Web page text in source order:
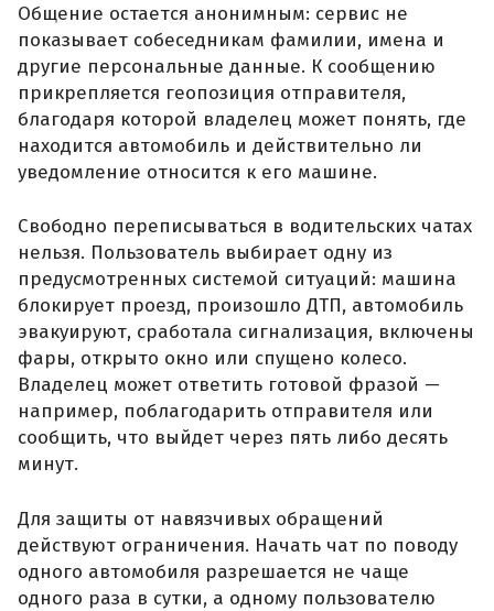
Общение остается анонимным: сервис не
показывает собеседникам фамилии, имена и
другие персональные данные. К сообщению
прикрепляется геопозиция отправителя,
благодаря которой владелец может понять, где
находится автомобиль и действительно ли
уведомление относится к его машине.
Свободно переписываться в водительских чатах
нельзя. Пользователь выбирает одну из
предусмотренных системой ситуаций: машина
блокирует проезд, произошло ДТП, автомобиль
эвакуируют, сработала сигнализация, включены
фары, открыто окно или спущено колесо.
Владелец может ответить готовой фразой —
например, поблагодарить отправителя или
сообщить, что выйдет через пять либо десять
минут.
Для защиты от навязчивых обращений
действуют ограничения. Начать чат по поводу
одного автомобиля разрешается не чаще
одного раза в сутки, а одному пользователю